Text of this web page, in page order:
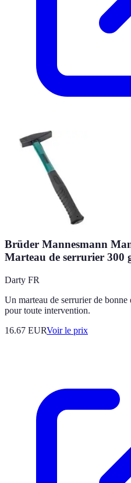
Brüder Mannesmann
Marteau de serrurier 300
Darty FR
Un marteau de serrurier de
pour toute intervention.
16.67 EURVoir le prix